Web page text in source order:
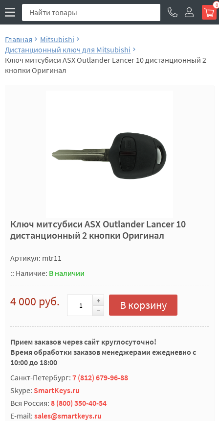
0
Главная
Mitsubishi
Дистанционный ключ для Mitsubishi
Ключ митсубиси ASX Outlander Lancer 10 дистанционный 2
кнопки Оригинал
Ключ митсубиси ASX Outlander Lancer 10
дистанционный 2 кнопки Оригинал
Артикул: mtr11
:: Наличие: В наличии
4 000 руб. В корзину
Прием заказов через сайт круглосуточно!
Время обработки заказов менеджерами ежедневно с
10:00 до 18:00
Санкт-Петербург: 7 (812) 679-96-88
Skype: SmartKeys.ru
Вся Россия: 8 (800) 350-40-54
E-mail: sales@smartkeys.ru